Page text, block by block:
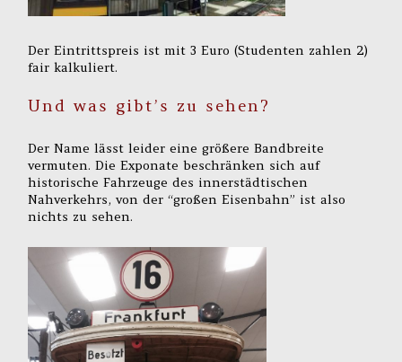
Der Eintrittspreis ist mit 3 Euro (Studenten zahlen 2)
fair kalkuliert.
Und was gibt’s zu sehen?
Der Name lässt leider eine größere Bandbreite
vermuten. Die Exponate beschränken sich auf
historische Fahrzeuge des innerstädtischen
Nahverkehrs, von der “großen Eisenbahn” ist also
nichts zu sehen.